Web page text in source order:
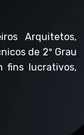
Arquitetos,
de 2º Grau
fins lucrativos,